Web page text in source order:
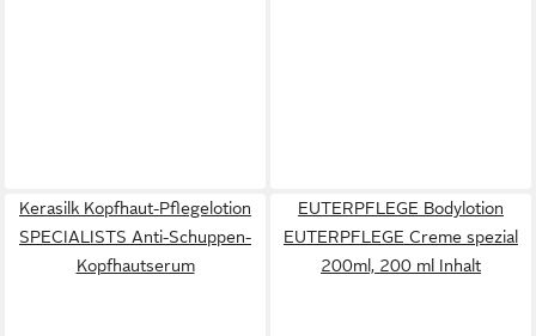
Kerasilk Kopfhaut-Pflegelotion
SPECIALISTS Anti-Schuppen-
Kopfhautserum
EUTERPFLEGE Bodylotion
EUTERPFLEGE Creme spezial
200ml, 200 ml Inhalt